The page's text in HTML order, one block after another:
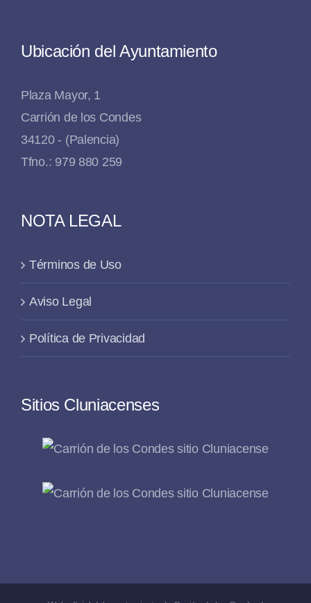
Ubicación del Ayuntamiento
Plaza Mayor, 1
Carrión de los Condes
34120 - (Palencia)
Tfno.: 979 880 259
NOTA LEGAL
Términos de Uso
Aviso Legal
Política de Privacidad
Sitios Cluniacenses